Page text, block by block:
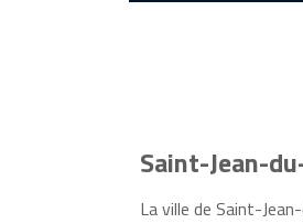
Saint-Jean-
La ville de Saint-